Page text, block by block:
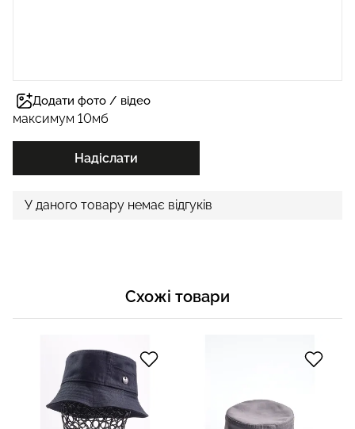
Додати фото / відео
максимум 10мб
Надіслати
У даного товару немає відгуків
Схожі товари